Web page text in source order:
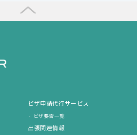
ビザ申請代行サービス
ビザ要否一覧
出張関連情報